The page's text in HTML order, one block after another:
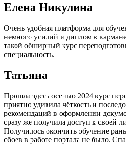
Елена Никулина
Очень удобная платформа для
немного усилий и диплом в
такой обширный курс
специальность.
Татьяна
Прошла здесь осенью 2024 курс
приятно удивила чёткость и
рекомендаций в оформлении
сразу же получила доступ к своей
Получилось окончить обучение
сбоев в работе портала не было.